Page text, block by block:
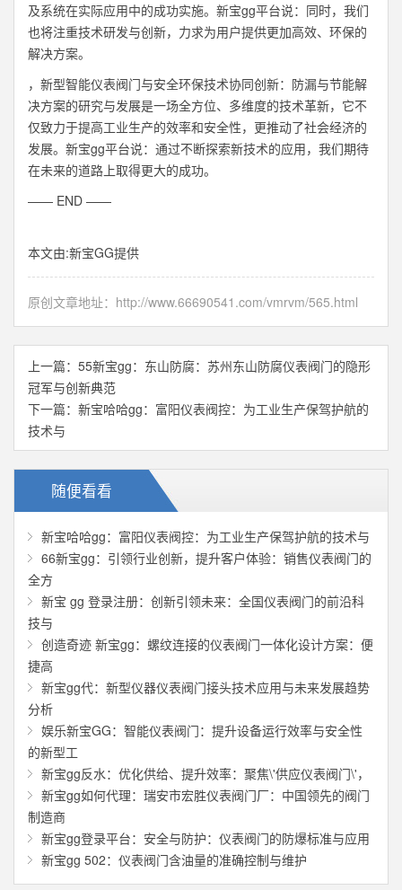
及系统在实际应用中的成功实施。新宝gg平台说：同时，我们
也将注重技术研发与创新，力求为用户提供更加高效、环保的
解决方案。
，新型智能仪表阀门与安全环保技术协同创新：防漏与节能解
决方案的研究与发展是一场全方位、多维度的技术革新，它不
仅致力于提高工业生产的效率和安全性，更推动了社会经济的
发展。新宝gg平台说：通过不断探索新技术的应用，我们期待
在未来的道路上取得更大的成功。
—— END ——
本文由:新宝GG提供
原创文章地址： http://www.66690541.com/vmrvm/565.html
上一篇： 55新宝gg：东山防腐：苏州东山防腐仪表阀门的隐形
冠军与创新典范
下一篇： 新宝哈哈gg：富阳仪表阀控：为工业生产保驾护航的
技术与
随便看看
新宝哈哈gg：富阳仪表阀控：为工业生产保驾护航的技术与
66新宝gg：引领行业创新，提升客户体验：销售仪表阀门的
全方
新宝 gg 登录注册：创新引领未来：全国仪表阀门的前沿科
技与
创造奇迹 新宝gg：螺纹连接的仪表阀门一体化设计方案：便
捷高
新宝gg代：新型仪器仪表阀门接头技术应用与未来发展趋势
分析
娱乐新宝GG：智能仪表阀门：提升设备运行效率与安全性
的新型工
新宝gg反水：优化供给、提升效率：聚焦\'供应仪表阀门\'，
新宝gg如何代理：瑞安市宏胜仪表阀门厂：中国领先的阀门
制造商
新宝gg登录平台：安全与防护：仪表阀门的防爆标准与应用
新宝gg 502：仪表阀门含油量的准确控制与维护